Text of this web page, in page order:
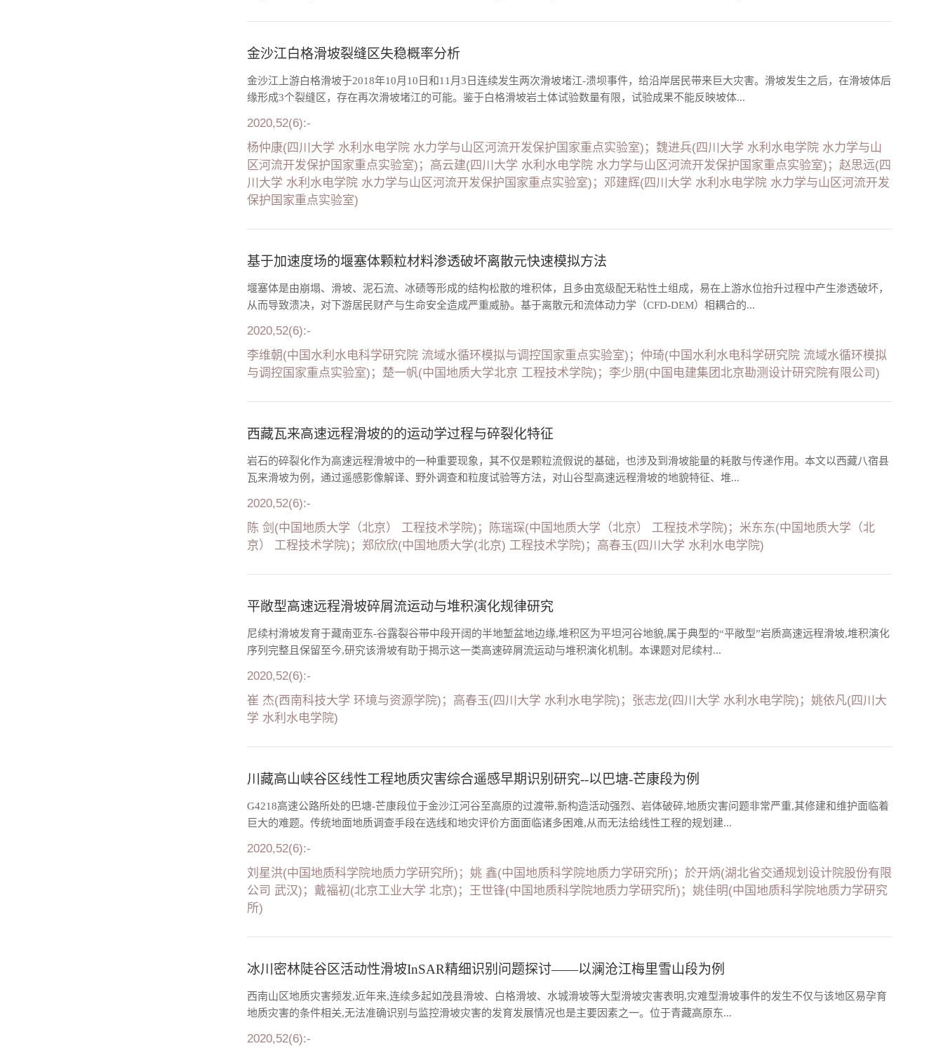
金沙江白格滑坡裂缝区失稳概率分析
金沙江上游白格滑坡于2018年10月10日和11月3日连续发生两次滑坡堵江-溃坝事件，给沿岸居民带来巨大灾害。滑坡发生之后，在滑坡体后
缘形成3个裂缝区，存在再次滑坡堵江的可能。鉴于白格滑坡岩土体试验数量有限，试验成果不能反映坡体...
2020,52(6):-
杨仲康(四川大学 水利水电学院 水力学与山区河流开发保护国家重点实验室)；魏进兵(四川大学 水利水电学院 水力学与山
区河流开发保护国家重点实验室)；高云建(四川大学 水利水电学院 水力学与山区河流开发保护国家重点实验室)；赵思远(四
川大学 水利水电学院 水力学与山区河流开发保护国家重点实验室)；邓建辉(四川大学 水利水电学院 水力学与山区河流开发
保护国家重点实验室)
基于加速度场的堰塞体颗粒材料渗透破坏离散元快速模拟方法
堰塞体是由崩塌、滑坡、泥石流、冰碛等形成的结构松散的堆积体，且多由宽级配无粘性土组成，易在上游水位抬升过程中产生渗透破坏，
从而导致溃决，对下游居民财产与生命安全造成严重威胁。基于离散元和流体动力学（CFD-DEM）相耦合的...
2020,52(6):-
李维朝(中国水利水电科学研究院 流域水循环模拟与调控国家重点实验室)；仲琦(中国水利水电科学研究院 流域水循环模拟
与调控国家重点实验室)；楚一帆(中国地质大学北京 工程技术学院)；李少朋(中国电建集团北京勘测设计研究院有限公司)
西藏瓦来高速远程滑坡的的运动学过程与碎裂化特征
岩石的碎裂化作为高速远程滑坡中的一种重要现象，其不仅是颗粒流假说的基础，也涉及到滑坡能量的耗散与传递作用。本文以西藏八宿县
瓦来滑坡为例，通过遥感影像解译、野外调查和粒度试验等方法，对山谷型高速远程滑坡的地貌特征、堆...
2020,52(6):-
陈 剑(中国地质大学（北京） 工程技术学院)；陈瑞琛(中国地质大学（北京） 工程技术学院)；米东东(中国地质大学（北
京） 工程技术学院)；郑欣欣(中国地质大学(北京) 工程技术学院)；高春玉(四川大学 水利水电学院)
平敞型高速远程滑坡碎屑流运动与堆积演化规律研究
尼续村滑坡发育于藏南亚东-谷露裂谷带中段开阔的半地堑盆地边缘,堆积区为平坦河谷地貌,属于典型的“平敞型”岩质高速远程滑坡,堆积演化
序列完整且保留至今,研究该滑坡有助于揭示这一类高速碎屑流运动与堆积演化机制。本课题对尼续村...
2020,52(6):-
崔 杰(西南科技大学 环境与资源学院)；高春玉(四川大学 水利水电学院)；张志龙(四川大学 水利水电学院)；姚依凡(四川大
学 水利水电学院)
川藏高山峡谷区线性工程地质灾害综合遥感早期识别研究--以巴塘-芒康段为例
G4218高速公路所处的巴塘-芒康段位于金沙江河谷至高原的过渡带,新构造活动强烈、岩体破碎,地质灾害问题非常严重,其修建和维护面临着
巨大的难题。传统地面地质调查手段在选线和地灾评价方面面临诸多困难,从而无法给线性工程的规划建...
2020,52(6):-
刘星洪(中国地质科学院地质力学研究所)；姚 鑫(中国地质科学院地质力学研究所)；於开炳(湖北省交通规划设计院股份有限
公司 武汉)；戴福初(北京工业大学 北京)；王世锋(中国地质科学院地质力学研究所)；姚佳明(中国地质科学院地质力学研究
所)
冰川密林陡谷区活动性滑坡InSAR精细识别问题探讨——以澜沧江梅里雪山段为例
西南山区地质灾害频发,近年来,连续多起如茂县滑坡、白格滑坡、水城滑坡等大型滑坡灾害表明,灾难型滑坡事件的发生不仅与该地区易孕育
地质灾害的条件相关,无法准确识别与监控滑坡灾害的发育发展情况也是主要因素之一。位于青藏高原东...
2020,52(6):-